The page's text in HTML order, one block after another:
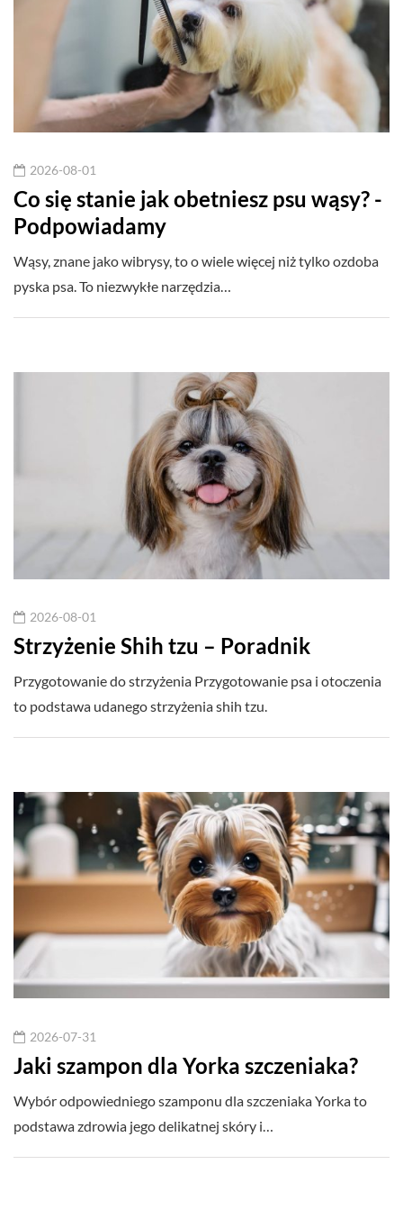
2026-08-01
Co się stanie jak obetniesz psu wąsy? -
Podpowiadamy
Wąsy, znane jako wibrysy, to o wiele więcej niż tylko ozdoba
pyska psa. To niezwykłe narzędzia…
2026-08-01
Strzyżenie Shih tzu – Poradnik
Przygotowanie do strzyżenia Przygotowanie psa i otoczenia
to podstawa udanego strzyżenia shih tzu.
2026-07-31
Jaki szampon dla Yorka szczeniaka?
Wybór odpowiedniego szamponu dla szczeniaka Yorka to
podstawa zdrowia jego delikatnej skóry i…